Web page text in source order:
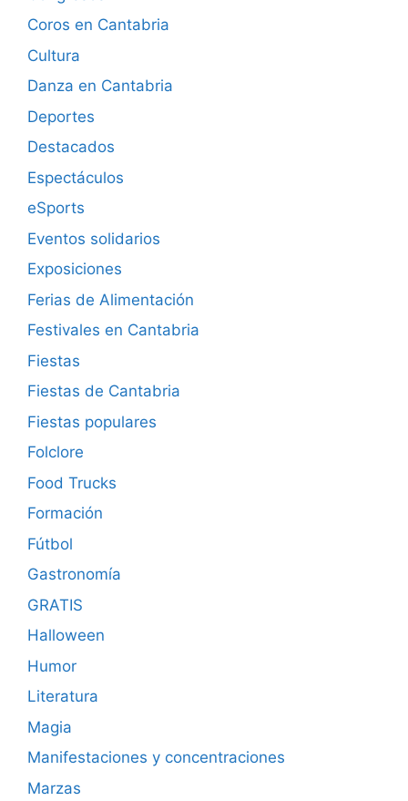
Coros en Cantabria
Cultura
Danza en Cantabria
Deportes
Destacados
Espectáculos
eSports
Eventos solidarios
Exposiciones
Ferias de Alimentación
Festivales en Cantabria
Fiestas
Fiestas de Cantabria
Fiestas populares
Folclore
Food Trucks
Formación
Fútbol
Gastronomía
GRATIS
Halloween
Humor
Literatura
Magia
Manifestaciones y concentraciones
Marzas